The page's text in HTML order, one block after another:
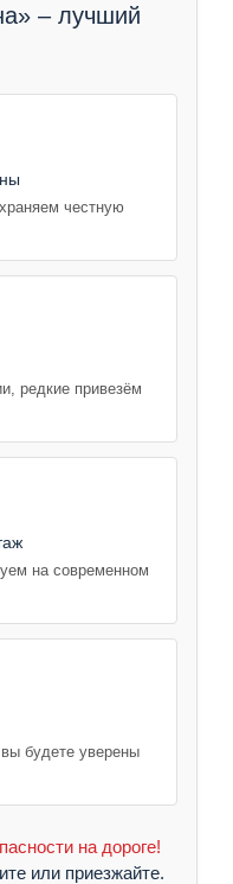
– лучший
честную
редкие привезём
на современном
будете уверены
на дороге!
или приезжайте.